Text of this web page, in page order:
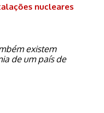
nucleares
existem
de um país de